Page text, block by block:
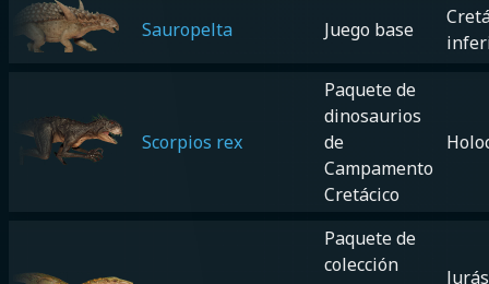
Sauropelta Juego base
Scorpios rex
Paquete de
dinosaurios
de
Campamento
Cretácico
Paquete de
colección